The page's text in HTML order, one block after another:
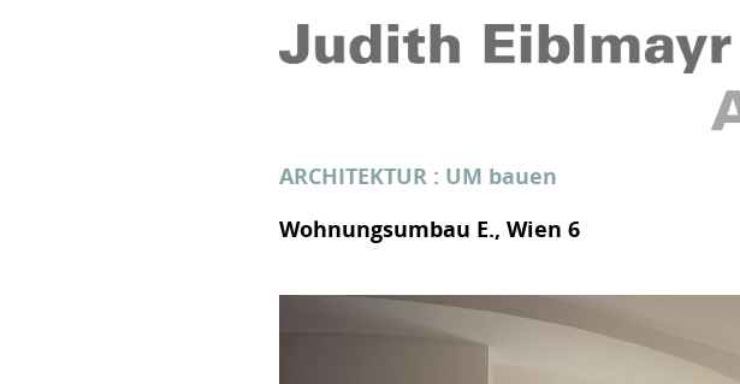
ARCHITEKTUR : UM bauen
Wohnungsumbau E., Wien 6